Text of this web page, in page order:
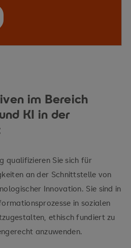
für soziale Einrichtungen
im Bereich
KI in der
qualifizieren Sie sich für
an der Schnittstelle von
Innovation. Sie sind in
in sozialen
ethisch fundiert zu
anzuwenden.